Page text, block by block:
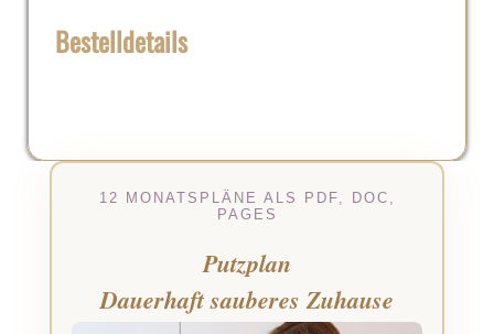
Bestelldetails
12 MONATSPLÄNE ALS PDF, DOC,
PAGES
Putzplan
Dauerhaft sauberes Zuhause